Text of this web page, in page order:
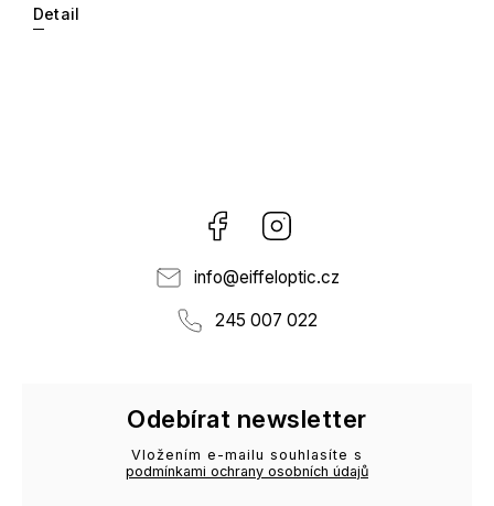
Detail
Facebook
info@eiffeloptic.cz
245 007 022
Odebírat newsletter
Vložením e-mailu souhlasíte s
podmínkami ochrany osobních údajů